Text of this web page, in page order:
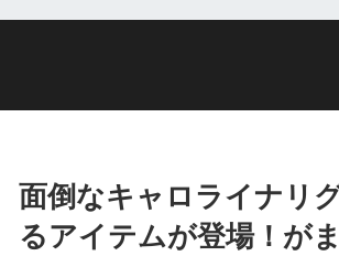
面倒なキャロライナリ
るアイテムが登場！が